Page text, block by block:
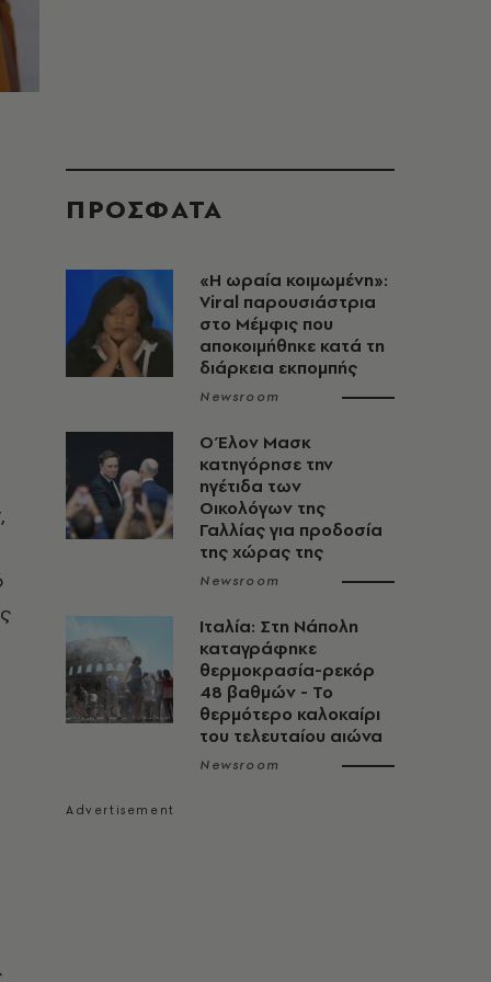
ΠΡΟΣΦΑΤΑ
«H ωραία κοιμωμένη»:
Viral παρουσιάστρια
στο Μέμφις που
αποκοιμήθηκε κατά τη
διάρκεια εκπομπής
Newsroom
Ο Έλον Μασκ
κατηγόρησε την
ηγέτιδα των
Οικολόγων της
Γαλλίας για προδοσία
της χώρας της
Newsroom
Ιταλία: Στη Νάπολη
καταγράφηκε
θερμοκρασία-ρεκόρ
48 βαθμών - To
θερμότερο καλοκαίρι
του τελευταίου αιώνα
Newsroom